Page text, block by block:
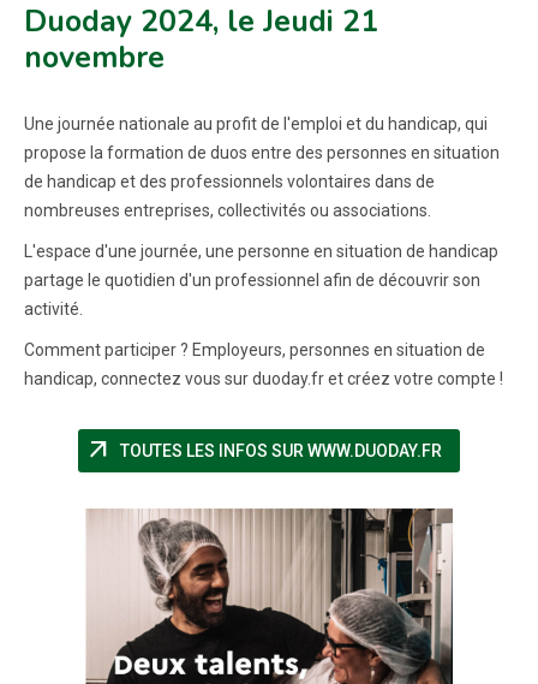
Duoday 2024, le Jeudi 21
novembre
Une journée nationale au profit de l'emploi et du handicap, qui
propose la formation de duos entre des personnes en situation
de handicap et des professionnels volontaires dans de
nombreuses entreprises, collectivités ou associations.
L'espace d'une journée, une personne en situation de handicap
partage le quotidien d'un professionnel afin de découvrir son
activité.
Comment participer ? Employeurs, personnes en situation de
handicap, connectez vous sur duoday.fr et créez votre compte !
arrow_outward TOUTES LES INFOS SUR WWW.DUODAY.FR(NOUVELLE